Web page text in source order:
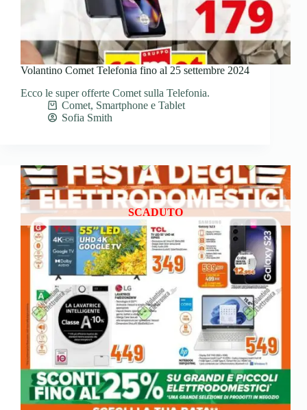
Volantino Comet Telefonia fino al 25 settembre 2024
Ecco le super offerte Comet sulla Telefonia.
Comet, Smartphone e Tablet
Sofia Smith
SCADUTO